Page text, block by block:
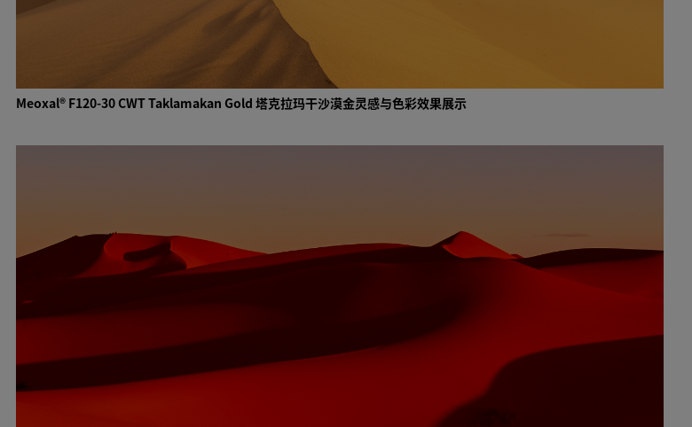
Meoxal® F120-30 CWT Taklamakan Gold 塔克拉玛干沙漠金灵感与色彩效果展示